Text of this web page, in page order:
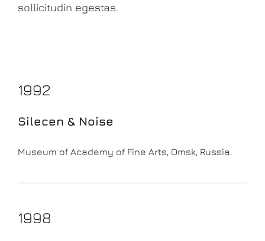
sollicitudin egestas.
1992
Silecen & Noise
Museum of Academy of Fine Arts, Omsk, Russia.
1998